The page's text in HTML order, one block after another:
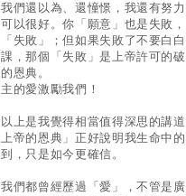
我們還以為、還憧憬，我還有努
可以很好。你「願意」也是失敗
「失敗」；但如果失敗了不要白
課，那個「失敗」是上帝許可的
的恩典。
主的愛激勵我們！
以上是我覺得相當值得深思的講
上帝的恩典」正好說明我生命中
到，只是如今更確信。
我們都曾經歷過「愛」，不管是